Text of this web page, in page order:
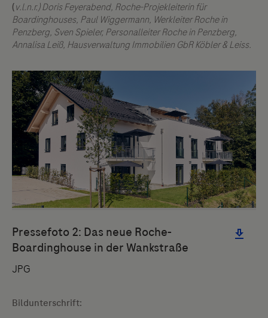
(v.l.n.r.) Doris Feyerabend, Roche-Projekleiterin für
Boardinghouses, Paul Wiggermann, Werkleiter Roche in
Penzberg, Sven Spieler, Personalleiter Roche in Penzberg,
Annalisa Leiß, Hausverwaltung Immobilien GbR Köbler & Leiss.
Bildunterschrift:
Links zu Websites Dritter werden im Sinne des
keine Meinung über den Inhalt von Websites Dritter und
lehnt ausdrücklich jegliche Verantwortung für
Drittinformationen und deren Verwendung ab.